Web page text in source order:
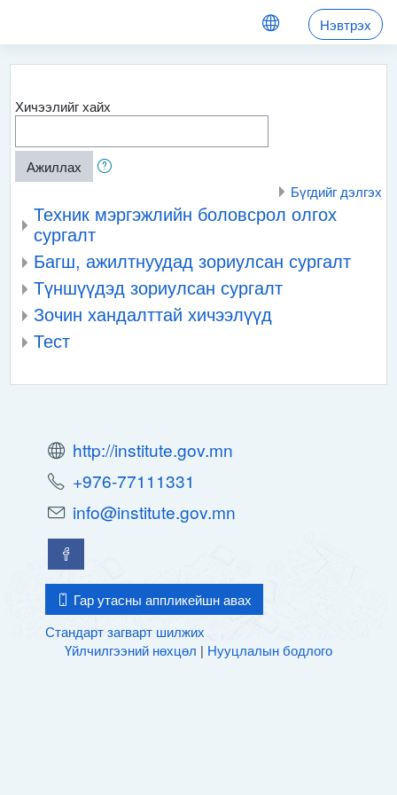
Нэвтрэх
Хичээлийг хайх
Ажиллах
Бүгдийг дэлгэх
Техник мэргэжлийн боловсрол олгох
сургалт
Багш, ажилтнуудад зориулсан сургалт
Түншүүдэд зориулсан сургалт
Зочин хандалттай хичээлүүд
Тест
http://institute.gov.mn
+976-77111331
info@institute.gov.mn
Гар утасны аппликейшн авах
Стандарт загварт шилжих
Үйлчилгээний нөхцөл | Нууцлалын бодлого